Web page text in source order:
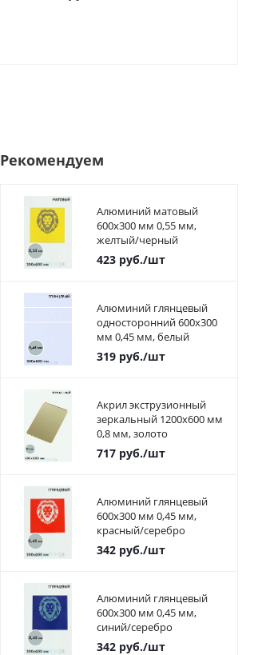
Рекомендуем
Алюминий матовый
600х300 мм 0,55 мм,
желтый/черный
423руб./шт
Алюминий глянцевый
односторонний 600х300
мм 0,45 мм, белый
319руб./шт
Акрил экструзионный
зеркальный 1200х600 мм
0,8 мм, золото
717руб./шт
Алюминий глянцевый
600х300 мм 0,45 мм,
красный/серебро
342руб./шт
Алюминий глянцевый
600х300 мм 0,45 мм,
синий/серебро
342руб./шт